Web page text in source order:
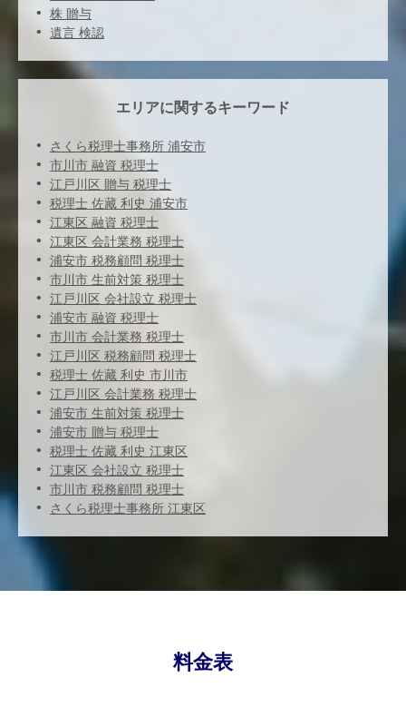
株 贈与
遺言 検認
エリアに関するキーワード
さくら税理士事務所 浦安市
市川市 融資 税理士
江戸川区 贈与 税理士
税理士 佐藏 利史 浦安市
江東区 融資 税理士
江東区 会計業務 税理士
浦安市 税務顧問 税理士
市川市 生前対策 税理士
江戸川区 会社設立 税理士
浦安市 融資 税理士
市川市 会計業務 税理士
江戸川区 税務顧問 税理士
税理士 佐藏 利史 市川市
江戸川区 会計業務 税理士
浦安市 生前対策 税理士
浦安市 贈与 税理士
税理士 佐藏 利史 江東区
江東区 会社設立 税理士
市川市 税務顧問 税理士
さくら税理士事務所 江東区
料金表